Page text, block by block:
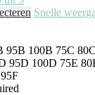
Dit
meerdere
variaties.
Snelle
95B 100B 75C 80C
95D 100D 75E
95F